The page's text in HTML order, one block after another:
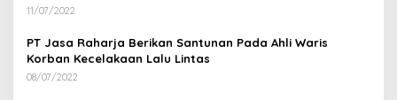
11/07/2022
PT Jasa Raharja Berikan Santunan Pada Ahli Waris
Korban Kecelakaan Lalu Lintas
08/07/2022